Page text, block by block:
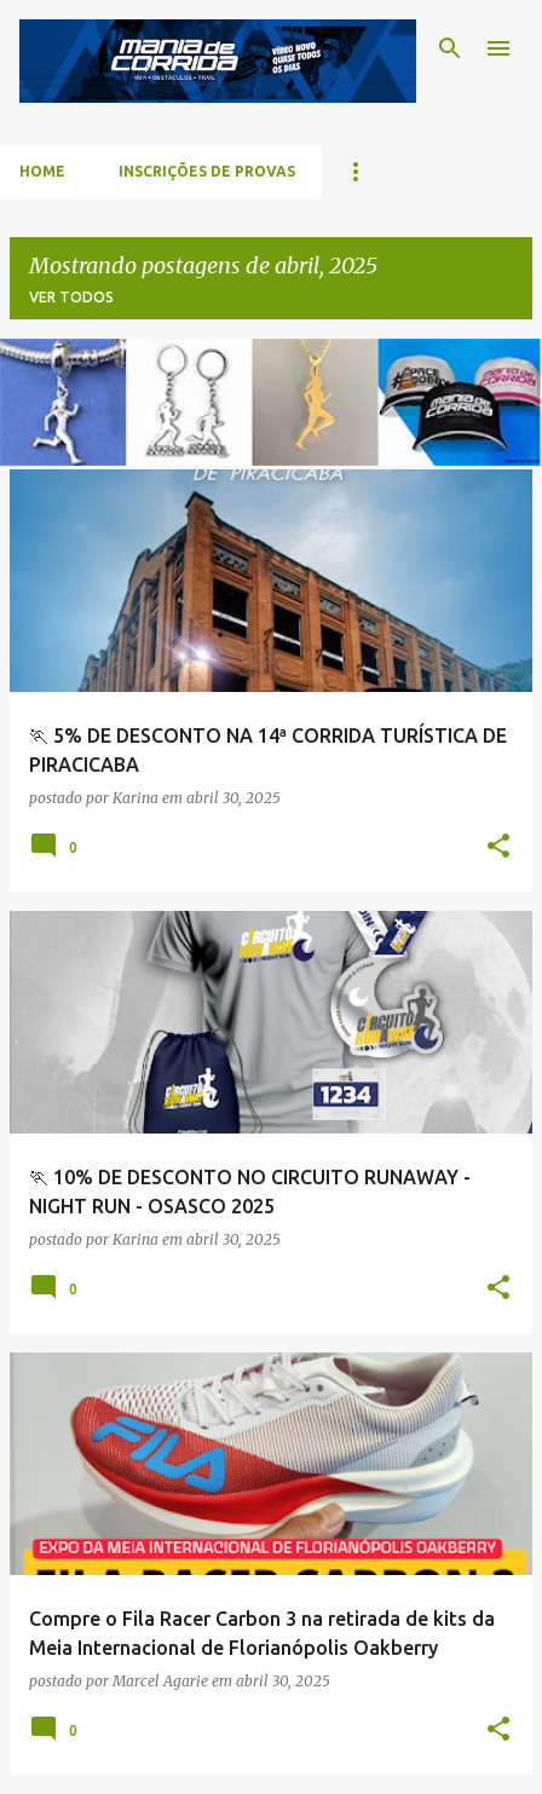
Pular para o conteúdo
HOME INSCRIÇÕES DE PROVAS
Mostrando postagens de abril, 2025
VER TODOS
t
🏃 5% DE DESCONTO NA 14ª CORRIDA TURÍSTICA DE
PIRACICABA
postado por Karina em abril 30, 2025
0
🏃 10% DE DESCONTO NO CIRCUITO RUNAWAY -
NIGHT RUN - OSASCO 2025
postado por Karina em abril 30, 2025
0
Compre o Fila Racer Carbon 3 na retirada de kits da
Meia Internacional de Florianópolis Oakberry
postado porMarcel Agarie em abril 30, 2025
0